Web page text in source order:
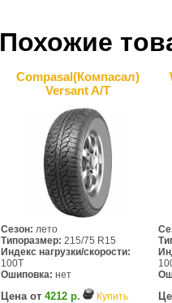
Похожие
Compasal(Компасал)
Versant A/T
Сезон: лето
Типоразмер: 215/75 R15
Индекс нагрузки/скорости:
100T
Ошиповка: нет
Цена от 4212 р. Купить